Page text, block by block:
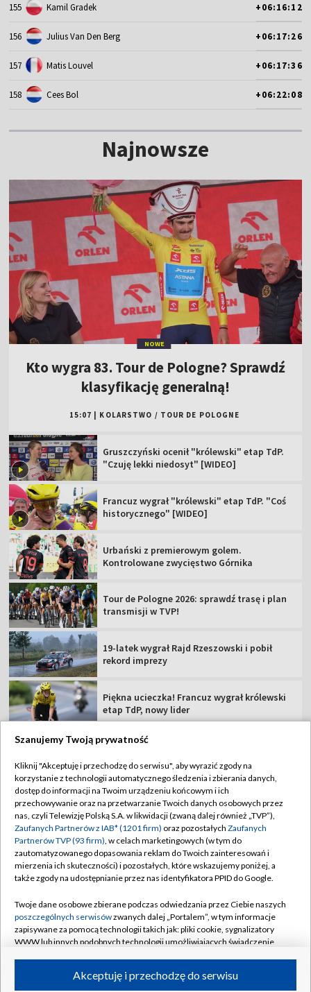
155 Kamil Gradek +06:16:12
156 Julius Van Den Berg +06:17:26
157 Matis Louvel +06:17:36
158 Cees Bol +06:22:08
Najnowsze
NOWE
Kto wygra 83. Tour de Pologne? Sprawdź
klasyfikację generalną!
15:07 KOLARSTWO / TOUR DE POLOGNE
Gruszczyński ocenił "królewski" etap TdP.
"Czuję lekki niedosyt" [WIDEO]
Francuz wygrał "królewski" etap TdP. "Coś
historycznego" [WIDEO]
Urbański z premierowym golem.
Kontrolowane zwycięstwo Górnika
Tour de Pologne 2026: sprawdź trasę i plan
transmisji w TVP!
19-latek wygrał Rajd Rzeszowski i pobił
rekord imprezy
Piękna ucieczka! Francuz wygrał królewski
etap TdP, nowy lider
TVP
Abonament TVP
Sklep TVP
Biuro Reklamy
Oferta Handlowa
Emisja w TVP
Rada Programowa
Ogłoszenia przetargowe
Akademia Telewizyjna
Regulamin TVP
Polityka prywatności
Moje zgody
Biuro reklamy
Kanały
©2026 Telewizja Polska Spółka Akcyjna w likwidacji
Szanujemy Twoją prywatność
Kliknij "Akceptuję i przechodzę do serwisu", aby wyrazić zgody na
korzystanie z technologii automatycznego śledzenia i zbierania danych,
dostęp do informacji na Twoim urządzeniu końcowym i ich
przechowywanie oraz na przetwarzanie Twoich danych osobowych przez
nas, czyli Telewizję Polską S.A. w likwidacji (zwaną dalej również „TVP”),
Zaufanych Partnerów z IAB* (1201 firm) oraz pozostałych Zaufanych
Partnerów TVP (93 firm), w celach marketingowych (w tym do
zautomatyzowanego dopasowania reklam do Twoich zainteresowań i
mierzenia ich skuteczności) i pozostałych, które wskazujemy poniżej, a
także zgody na udostępnianie przez nas identyfikatora PPID do Google.
Twoje dane osobowe zbierane podczas odwiedzania przez Ciebie naszych
poszczególnych serwisówzwanych dalej „Portalem”, w tym informacje
zapisywane za pomocą technologii takich jak: pliki cookie, sygnalizatory
WWW lub innych podobnych technologii umożliwiających świadczenie
ruchu w Internecie.Akceptuję i przechodzę do serwisu